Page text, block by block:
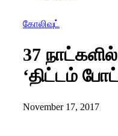
கோலிவுட்
37
‘திட்டம்
November 17, 2017